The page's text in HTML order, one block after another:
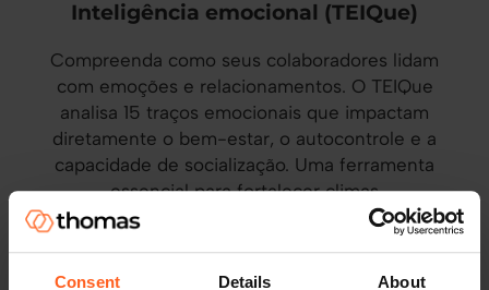
Consent Details About
Inteligência emocional (TEIQue)
Compreenda como seus colaboradores lidam
com emoções e relacionamentos. O TEIQue
analisa 15 traços emocionais que impactam
diretamente o bem-estar, o autocontrole e a
capacidade de socialização. Uma ferramenta
essencial para fortalecer climas
organizacionais saudáveis, melhorar a